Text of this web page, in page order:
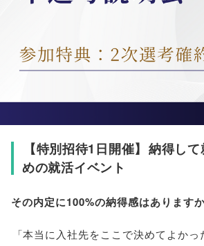
【特別招待1日開催】 納得し
めの就活イベント
その内定に100%の納得感はあります
「本当に入社先をここで決めてよか